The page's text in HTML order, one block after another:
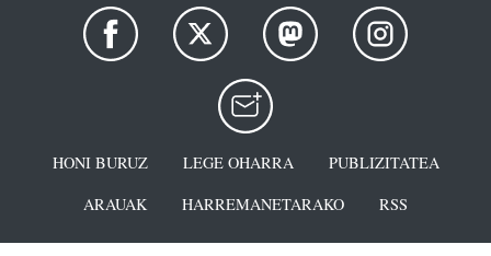
HONI BURUZ LEGE OHARRA
PUBLIZITATEA
ARAUAK
HARREMANETARAKO RSS